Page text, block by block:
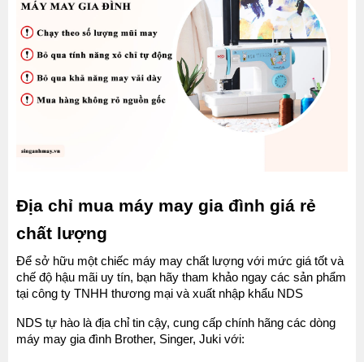
Địa chỉ mua máy may gia đình giá rẻ
chất lượng
Để sở hữu một chiếc máy may chất lượng với mức giá tốt và
chế độ hậu mãi uy tín, bạn hãy tham khảo ngay các sản phẩm
tại công ty TNHH thương mại và xuất nhập khẩu NDS
NDS tự hào là địa chỉ tin cậy, cung cấp chính hãng các dòng
máy may gia đình Brother, Singer, Juki với: